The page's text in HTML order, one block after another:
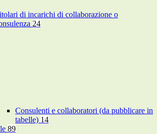
di incarichi di collaborazione o
24
Consulenti e collaboratori (da pubblicare in
tabelle) 14
89